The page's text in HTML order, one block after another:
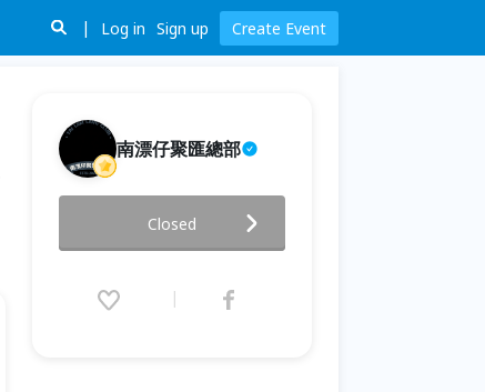
Log in Sign up Create Event
南漂仔聚匯總部
週｜說故事營 主題｜《聲音的魔
法師：把你的故事說給世界聽》
(Fri) 16:00 (GMT+8)
Closed